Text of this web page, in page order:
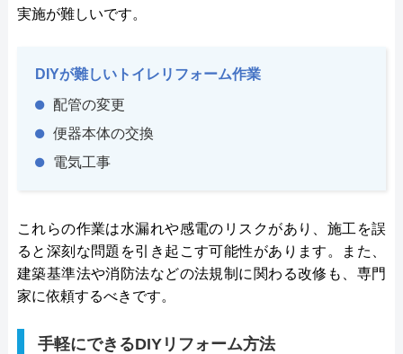
実施が難しいです。
DIYが難しいトイレリフォーム作業
配管の変更
便器本体の交換
電気工事
これらの作業は水漏れや感電のリスクがあり、施工を誤
ると深刻な問題を引き起こす可能性があります。また、
建築基準法や消防法などの法規制に関わる改修も、専門
家に依頼するべきです。
手軽にできるDIYリフォーム方法